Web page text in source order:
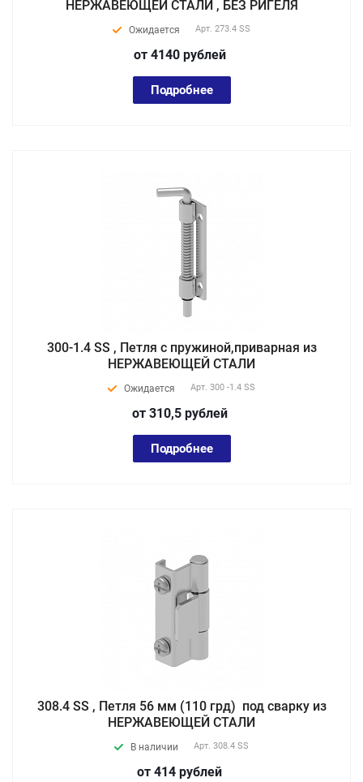
НЕРЖАВЕЮЩЕЙ СТАЛИ , БЕЗ РИГЕЛЯ
Ожидается Арт. 273.4 SS
от 4140 рублей
Подробнее
300-1.4 SS , Петля с пружиной,приварная из
НЕРЖАВЕЮЩЕЙ СТАЛИ
Ожидается Арт. 300 -1.4 SS
от 310,5 рублей
Подробнее
308.4 SS , Петля 56 мм (110 грд) под сварку из
НЕРЖАВЕЮЩЕЙ СТАЛИ
В наличии Арт. 308.4 SS
от 414 рублей